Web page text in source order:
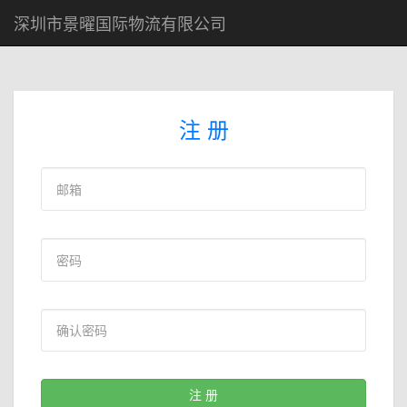
深圳市景曜国际物流有限公司
注 册
注 册